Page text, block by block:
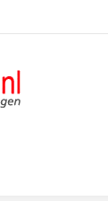
Over ons